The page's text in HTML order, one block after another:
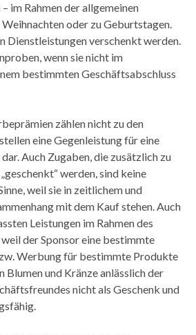
im Rahmen der allgemeinen
Weihnachten oder zu Geburtstagen.
Dienstleistungen verschenkt werden.
wenn sie nicht im
bestimmten Geschäftsabschluss
zählen nicht zu den
eine Gegenleistung für eine
Auch Zugaben, die zusätzlich zu
werden, sind keine
weil sie in zeitlichem und
mit dem Kauf stehen. Auch
Leistungen im Rahmen des
der Sponsor eine bestimmte
Werbung für bestimmte Produkte
Blumen und Kränze anlässlich der
nicht als Geschenk und